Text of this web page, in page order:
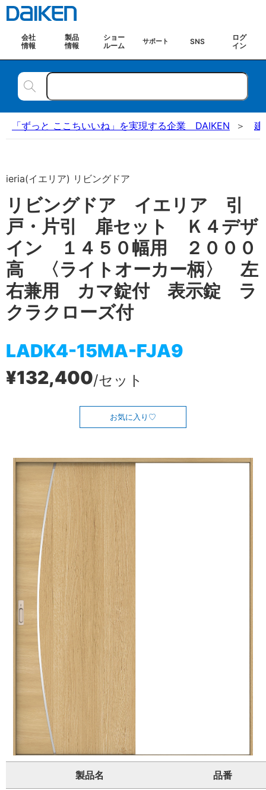
会社
情報
製品
情報
ショー
ルーム
サポート SNS
ログ
イン
「ずっと ここちいいね」を実現する企業 DAIKEN 建
ieria(イエリア) リビングドア
リビングドア イエリア 引
戸・片引 扉セット Ｋ４デザ
イン １４５０幅用 ２０００
高 〈ライトオーカー柄〉 左
右兼用 カマ錠付 表示錠 ラ
クラクローズ付
LADK4-15MA-FJA9
¥132,400/セット
お気に入り
製品名 品番